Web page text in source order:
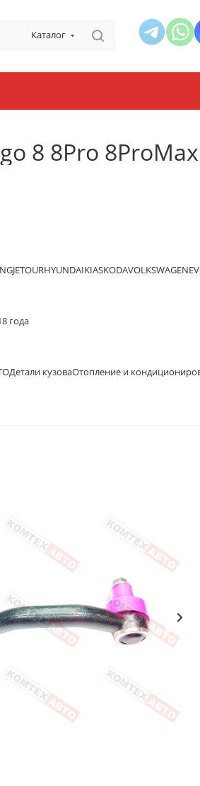
Каталог
8 8Pro
JETOURHYUNDAIKIASKODAVOLKSWAGEN
года
Детали кузоваОтопление и